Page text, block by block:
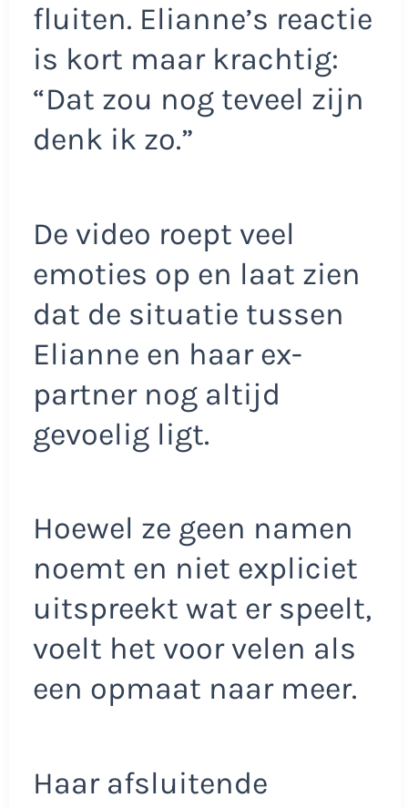
fluiten. Elianne’s reactie
is kort maar krachtig:
“Dat zou nog teveel zijn
denk ik zo.”
De video roept veel
emoties op en laat zien
dat de situatie tussen
Elianne en haar ex-
partner nog altijd
gevoelig ligt.
Hoewel ze geen namen
noemt en niet expliciet
uitspreekt wat er speelt,
voelt het voor velen als
een opmaat naar meer.
Haar afsluitende